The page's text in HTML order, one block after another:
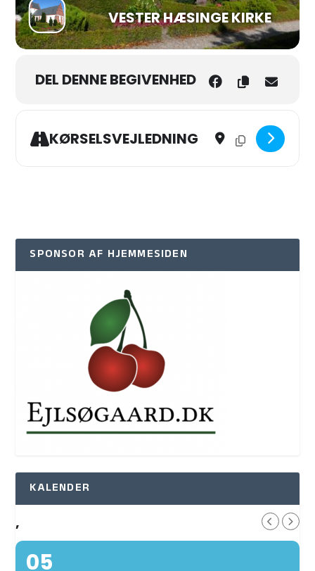
VESTER HÆSINGE KIRKE
DEL DENNE BEGIVENHED
KØRSELSVEJLEDNING Address -Destination
SPONSOR AF HJEMMESIDEN
KALENDER
,
05